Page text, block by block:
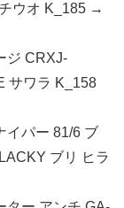
ウオ K_185 →
ジ CRXJ-
サワラ K_158
イパー 81/6 ブ
ブリ ヒラ